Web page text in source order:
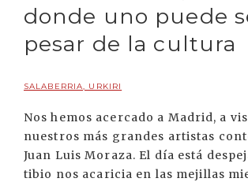
donde uno puede
pesar de la cultura
SALABERRIA, URKIRI
Nos hemos acercado a Madrid, a
nuestros más grandes artistas
Juan Luis Moraza. El día está
tibio nos acaricia en las mejillas